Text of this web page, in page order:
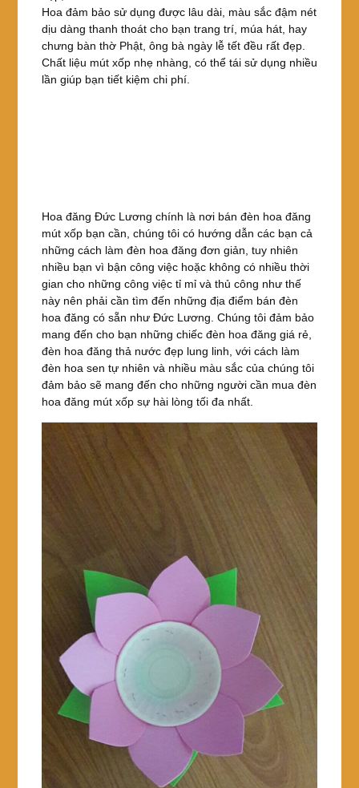
Hoa đảm bảo sử dụng được lâu dài, màu sắc đậm nét
dịu dàng thanh thoát cho bạn trang trí, múa hát, hay
chưng bàn thờ Phật, ông bà ngày lễ tết đều rất đẹp.
Chất liệu mút xốp nhẹ nhàng, có thể tái sử dụng nhiều
lần giúp bạn tiết kiệm chi phí.
Hoa đăng Đức Lương chính là nơi bán đèn hoa đăng
mút xốp bạn cần, chúng tôi có hướng dẫn các bạn cả
những cách làm đèn hoa đăng đơn giản, tuy nhiên
nhiều bạn vì bận công việc hoặc không có nhiều thời
gian cho những công việc tỉ mỉ và thủ công như thế
này nên phải cần tìm đến những địa điểm bán đèn
hoa đăng có sẵn như Đức Lương. Chúng tôi đảm bảo
mang đến cho bạn những chiếc đèn hoa đăng giá rẻ,
đèn hoa đăng thả nước đẹp lung linh, với cách làm
đèn hoa sen tự nhiên và nhiều màu sắc của chúng tôi
đảm bảo sẽ mang đến cho những người cần mua đèn
hoa đăng mút xốp sự hài lòng tối đa nhất.